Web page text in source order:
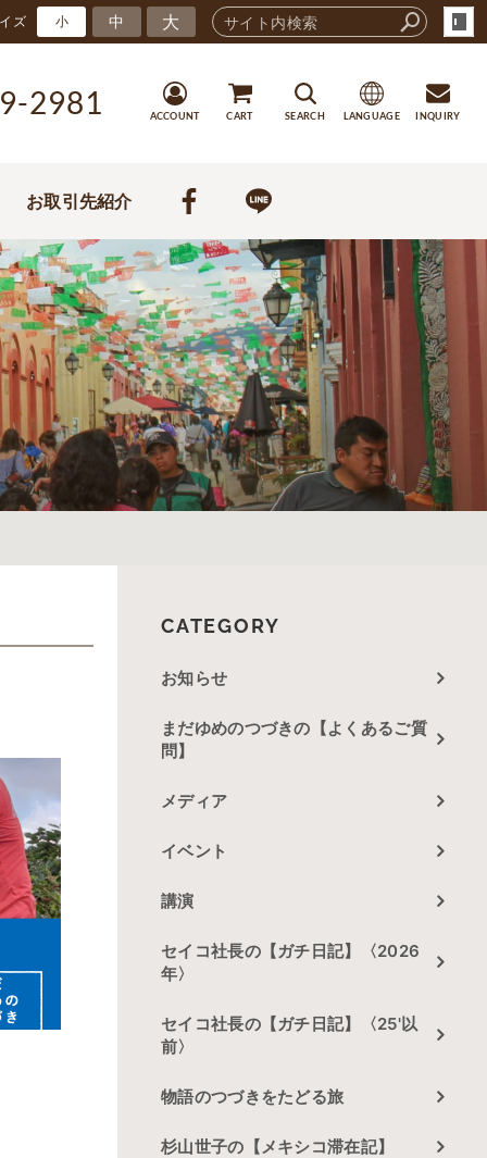
ズ 小 中 大
2981 ACCOUNT CART SEARCH LANGUAGE INQUIRY
お取引先紹介
CATEGORY
お知らせ
まだゆめのつづきの【よくあるご質
問】
メディア
イベント
講演
セイコ社長の【ガチ日記】〈2026
年〉
セイコ社長の【ガチ日記】〈25'以
前〉
物語のつづきをたどる旅
杉山世子の【メキシコ滞在記】